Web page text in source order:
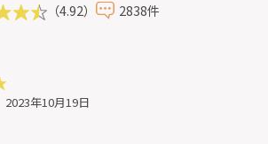
（4.92） 2838件
2023年10月19日